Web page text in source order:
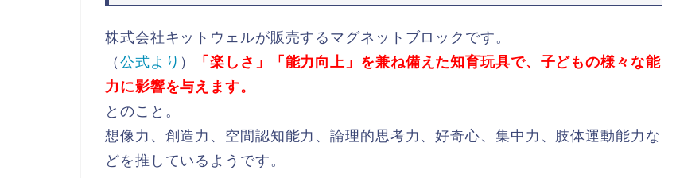
株式会社キットウェルが販売するマグネットブロックです。
（ 公式より ）
「楽しさ」「能力向上」を兼ね備えた知育玩具で、子どもの様々な能
力に影響を与えます。
とのこと。
想像力、創造力、空間認知能力、論理的思考力、好奇心、集中力、肢体運動能力な
どを推しているようです。